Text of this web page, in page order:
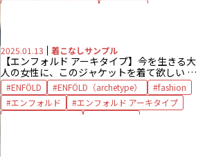
ビッグカラーブラウス
2025.01.13 着こなしサンプル
【エンフォルド アーキタイプ】今を生きる大
人の女性に、このジャケットを着て欲しい by
大草直子
ENFÖLD ENFÖLD（archetype）
fashion
エンフォルド
エンフォルド アーキタイプ